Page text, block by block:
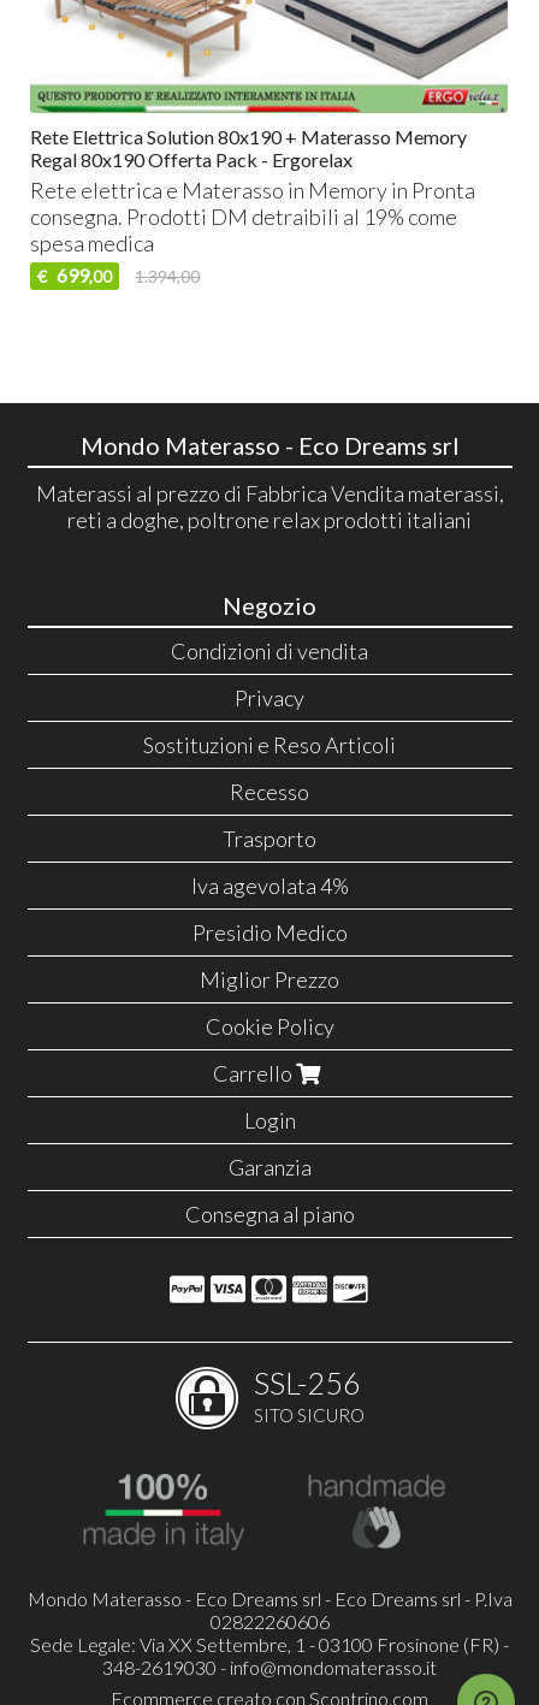
Rete Elettrica Solution 80x190 + Materasso Memory
Regal 80x190 Offerta Pack - Ergorelax
Rete elettrica e Materasso in Memory in Pronta
consegna. Prodotti DM detraibili al 19% come
spesa medica
€ 699,00 1.394,00
Mondo Materasso - Eco Dreams srl
Materassi al prezzo di Fabbrica Vendita materassi,
reti a doghe, poltrone relax prodotti italiani
Negozio
Condizioni di vendita
Privacy
Sostituzioni e Reso Articoli
Recesso
Trasporto
Iva agevolata 4%
Presidio Medico
Miglior Prezzo
Cookie Policy
Carrello
Login
Garanzia
Consegna al piano
SSL-256
SITO SICURO
Mondo Materasso - Eco Dreams srl - Eco Dreams srl - P.Iva
02822260606
Sede Legale: Via XX Settembre, 1 - 03100 Frosinone (FR) -
348-2619030 - info@mondomaterasso.it
Ecommerce creato con Scontrino.com